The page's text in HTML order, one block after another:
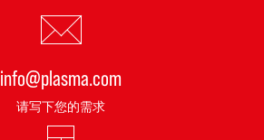
info@plasma.com
请写下您的需求